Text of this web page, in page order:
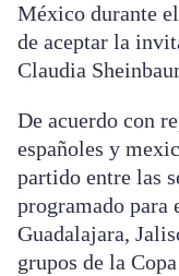
México durante
de aceptar la
Claudia
De acuerdo con
españoles y
partido entre las
programado para
Guadalajara,
grupos de la